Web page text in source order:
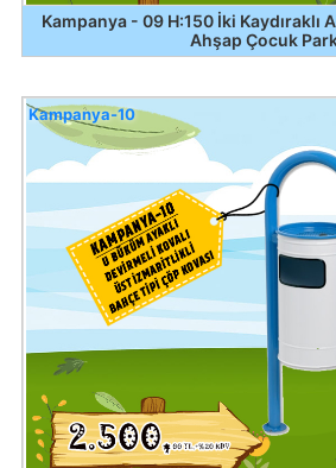
Kampanya - 09 H:150 İki Kaydıraklı
Ahşap Çocuk
Kampanya-10